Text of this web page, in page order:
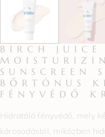
BIRCH JUICE
SUNSCREEN
BŐRTÓNUS
FÉNYVÉDŐ
Hidratáló fényvédő, mely
károsodástól, miközben